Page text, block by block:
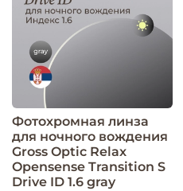
Фотохромная линза
для ночного вождения
Gross Optic Relax
Opensense Transition S
Drive ID 1.6 gray